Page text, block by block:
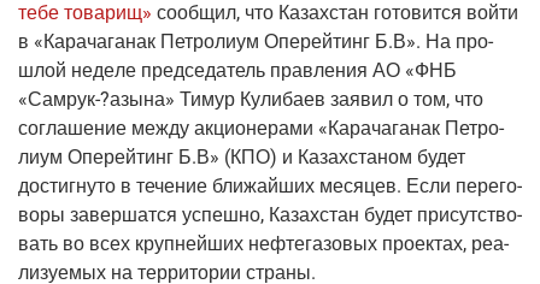
тебе това­рищ» сооб­щил, что Казах­стан гото­вит­ся вой­ти
в «Кара­ча­га­нак Пет­ро­ли­ум Опе­рей­тинг Б.В». На про­
шлой неде­ле пред­се­да­тель прав­ле­ния АО «ФНБ
«Самрук-?азына» Тимур Кули­ба­ев заявил о том, что
согла­ше­ние меж­ду акци­о­не­ра­ми «Кара­ча­га­нак Пет­ро­
ли­ум Опе­рей­тинг Б.В» (КПО) и Казах­ста­ном будет
достиг­ну­то в тече­ние бли­жай­ших меся­цев. Если пере­го­
во­ры завер­шат­ся успеш­но, Казах­стан будет при­сут­ство­
вать во всех круп­ней­ших неф­те­га­зо­вых про­ек­тах, реа­
ли­зу­е­мых на тер­ри­то­рии страны.